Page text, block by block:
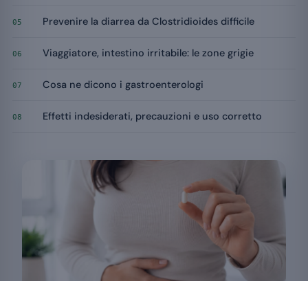
05 Prevenire la diarrea da Clostridioides difficile
06 Viaggiatore, intestino irritabile: le zone grigie
07 Cosa ne dicono i gastroenterologi
08 Effetti indesiderati, precauzioni e uso corretto